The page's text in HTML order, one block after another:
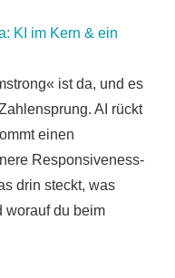
KI im Kern & ein
ist da, und es
AI rückt
einen
Responsiveness-
drin steckt, was
worauf du beim